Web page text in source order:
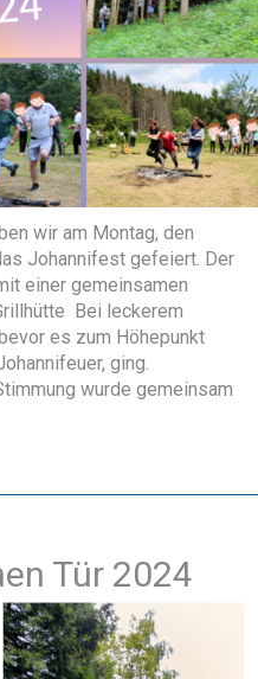
wir am Montag, den
Johannifest gefeiert. Der
einer gemeinsamen
Bei leckerem
es zum Höhepunkt
ging.
wurde gemeinsam
Tür 2024